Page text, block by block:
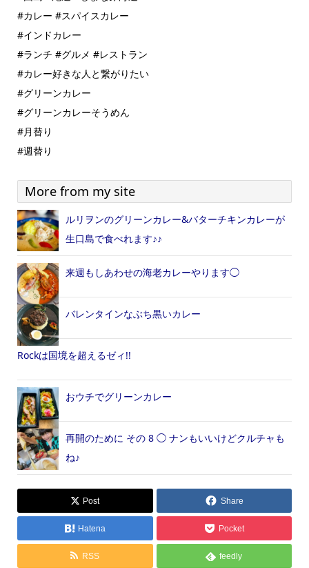
#カレー #スパイスカレー
#インドカレー
#ランチ #グルメ #レストラン
#カレー好きな人と繋がりたい
#グリーンカレー
#グリーンカレーそうめん
#月替り
#週替り
More from my site
ルリヲンのグリーンカレー&バターチキンカレーが
生口島で食べれます♪♪
来週もしあわせの海老カレーやります◯
バレンタインなぶち黒いカレー
Rockは国境を超えるゼィ!!
おウチでグリーンカレー
再開のために その 8 ◯ ナンもいいけどクルチャも
ね♪
Post Share
Hatena Pocket
RSS feedly